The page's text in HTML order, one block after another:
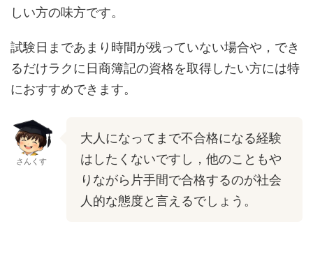
しい方の味方です。
試験日まであまり時間が残っていない場合や，でき
るだけラクに日商簿記の資格を取得したい方には特
におすすめできます。
さんくす
大人になってまで不合格になる経験
はしたくないですし，他のこともや
りながら片手間で合格するのが社会
人的な態度と言えるでしょう。